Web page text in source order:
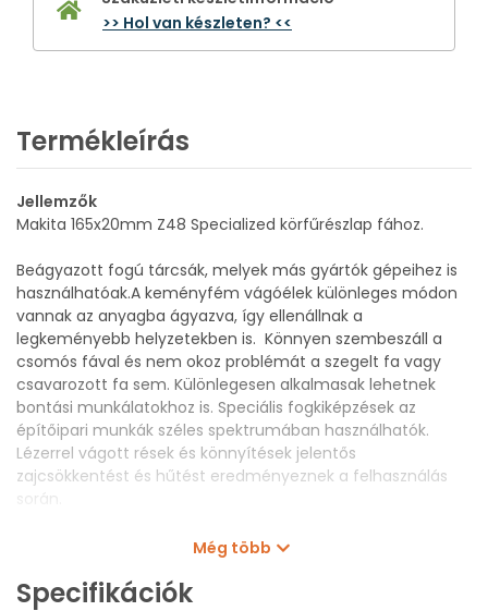
>> Hol van készleten? <<
Termékleírás
Jellemzők
Makita 165x20mm Z48 Specialized körfűrészlap fához.
Beágyazott fogú tárcsák, melyek más gyártók gépeihez is
használhatóak.A keményfém vágóélek különleges módon
vannak az anyagba ágyazva, így ellenállnak a
legkeményebb helyzetekben is. Könnyen szembeszáll a
csomós fával és nem okoz problémát a szegelt fa vagy
csavarozott fa sem. Különlegesen alkalmasak lehetnek
bontási munkálatokhoz is. Speciális fogkiképzések az
építőipari munkák széles spektrumában használhatók.
Lézerrel vágott rések és könnyítések jelentős
zajcsökkentést és hűtést eredményeznek a felhasználás
során.
• Speciális laminált anyagok vágásához, precíz vágásokhoz
• Extrém és kemény felhasználásra
• Alacsony elhasználódás, magas termelékenység
Még több
Specifikációk